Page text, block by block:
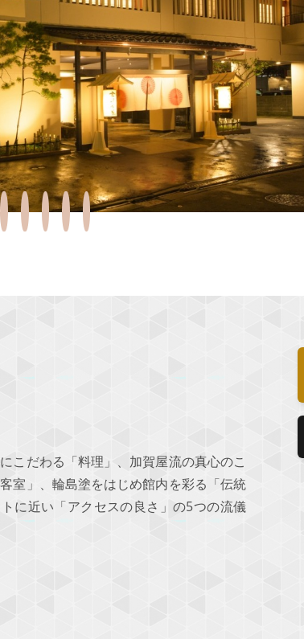
こだわる「料理」、加賀屋流の真心のこ
室」、輪島塗をはじめ館内を彩る「伝統
に近い「アクセスの良さ」の5つの流儀